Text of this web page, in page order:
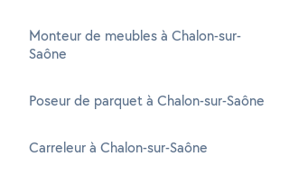
Monteur de meubles à Chalon-sur-
Saône
Poseur de parquet à Chalon-sur-Saône
Carreleur à Chalon-sur-Saône